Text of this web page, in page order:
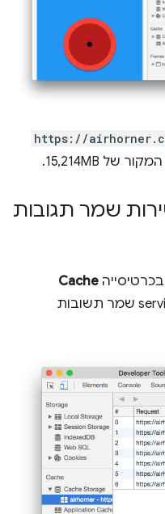
https://
שמר תגובות
בכרטיסייה Cache
מוצג מתי ה-service worker שמר תשובות